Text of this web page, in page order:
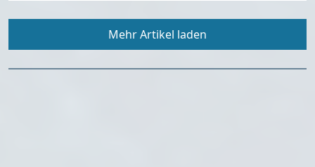
Mehr Artikel laden